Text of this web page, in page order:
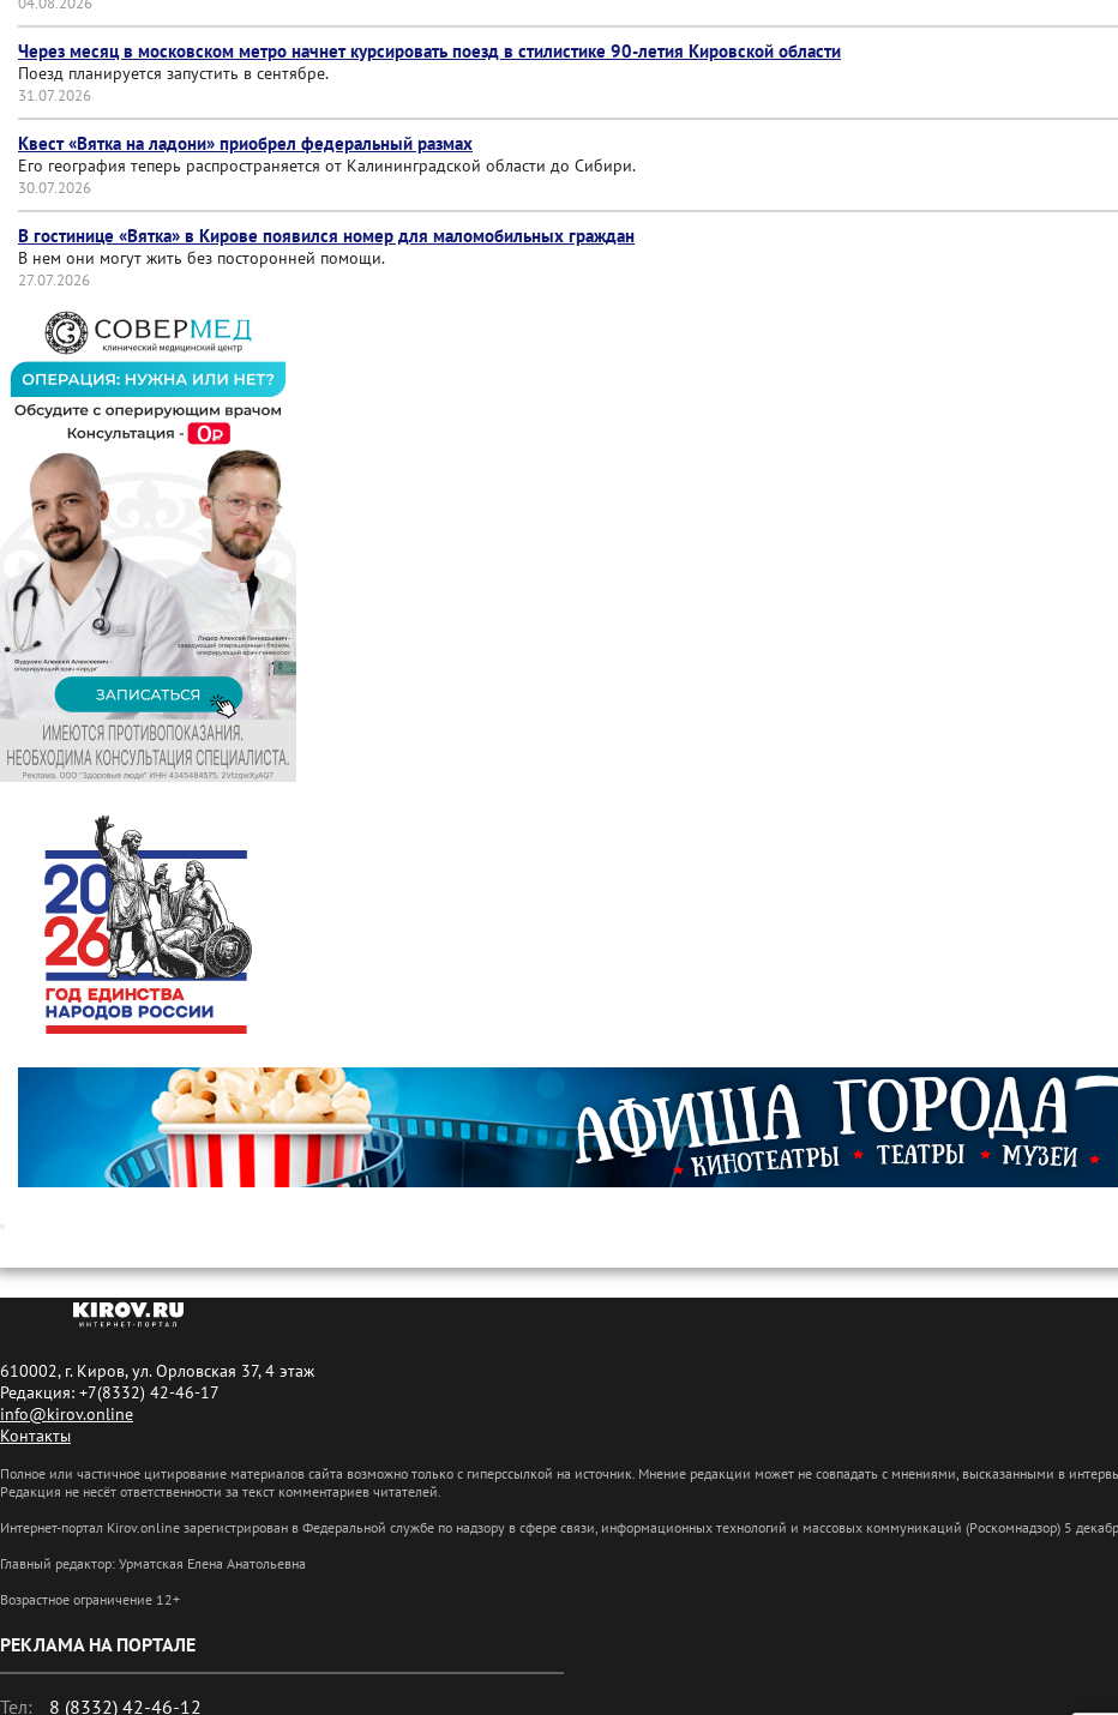
Через месяц в московском метро начнет курсировать поезд в стилистике 90-летия Кировской области
Поезд планируется запустить в сентябре.
31.07.2026
Квест «Вятка на ладони» приобрел федеральный размах
Его география теперь распространяется от Калининградской области до Сибири.
30.07.2026
В гостинице «Вятка» в Кирове появился номер для маломобильных граждан
В нем они могут жить без посторонней помощи.
27.07.2026
610002, г. Киров, ул. Орловская 37, 4 этаж
Редакция: +7(8332) 42-46-17
info@kirov.online
Контакты
Полное или частичное цитирование материалов сайта возможно только с гиперссылкой на источник. Мнение редакции может не совпадать с мнениями, высказанными в
Редакция не несёт ответственности за текст комментариев читателей.
Интернет-портал Kirov.online зарегистрирован в Федеральной службе по надзору в сфере связи, информационных технологий и массовых коммуникаций (Роскомнадзор) 5
Главный редактор: Урматская Елена Анатольевна
Возрастное ограничение 12+
РЕКЛАМА НА ПОРТАЛЕ
Тел: 8 (8332) 42-46-12